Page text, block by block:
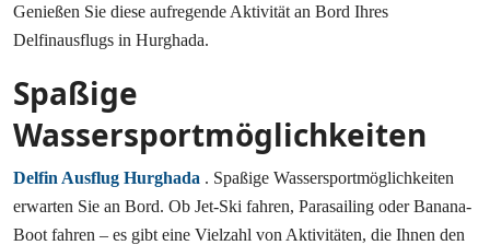
Genießen Sie diese aufregende Aktivität an Bord Ihres
Delfinausflugs in Hurghada.
Spaßige
Wassersportmöglichkeiten
Delfin Ausflug Hurghada . Spaßige Wassersportmöglichkeiten
erwarten Sie an Bord. Ob Jet-Ski fahren, Parasailing oder Banana-
Boot fahren – es gibt eine Vielzahl von Aktivitäten, die Ihnen den